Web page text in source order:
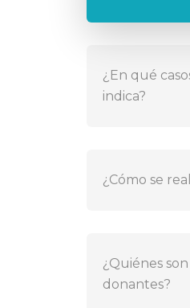
¿En qué
indica?
¿Cómo se
¿Quiénes
donantes?